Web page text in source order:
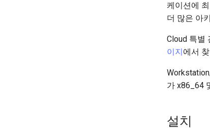
케이션에
더 많은 아
Cloud 특별
이지에서
가 x86_64
설치